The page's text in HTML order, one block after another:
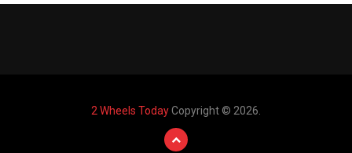
2 Wheels TodayCopyright © 2026.